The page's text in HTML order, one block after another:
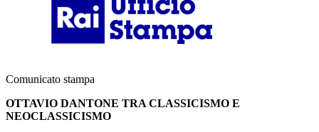
Comunicato stampa
OTTAVIO DANTONE TRA CLASSICISMO E
NEOCLASSICISMO